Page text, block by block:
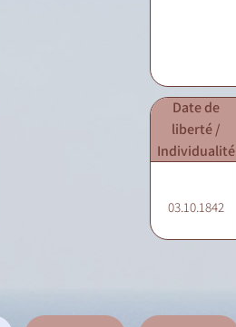
Date de
liberté /
Individualité
03.10.1842